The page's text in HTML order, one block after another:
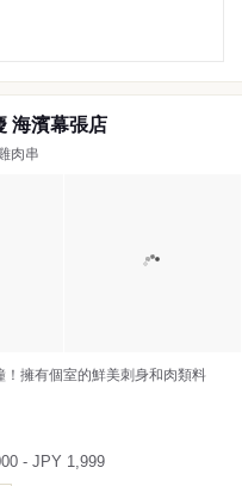
海濱幕張店
肉串
！擁有個室的鮮美刺身和肉類料
- JPY 1,999